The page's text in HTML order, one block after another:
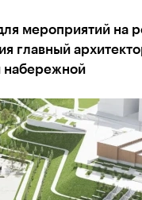
мероприятий на
главный
набережной